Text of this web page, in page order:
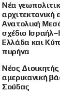
Νέα
αρχιτεκτονική
Ανατολική
σχέδιο
Ελλάδα και
πυρήνα
Νέος
αμερικανική
Σούδας